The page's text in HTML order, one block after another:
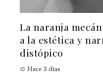
La naranja
a la estética y
distópico
Hace 3 días